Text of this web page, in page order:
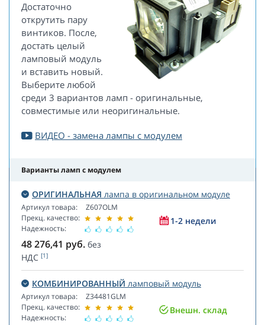
Достаточно
открутить пару
винтиков. После,
достать целый
ламповый модуль
и вставить новый.
Выберите любой
среди 3 вариантов ламп - оригинальные,
совместимые или неоригинальные.
ВИДЕО - замена лампы с модулем
Варианты ламп с модулем
ОРИГИНАЛЬНАЯ лампа в оригинальном модуле
Артикул товара:
Прекц. качество:
Надежность:
Z607OLM
1-2 недели
48 276,41 руб. без
НДС [1]
КОМБИНИРОВАННЫЙ ламповый модуль
Артикул товара:
Прекц. качество:
Надежность:
Z34481GLM
Внешн. склад